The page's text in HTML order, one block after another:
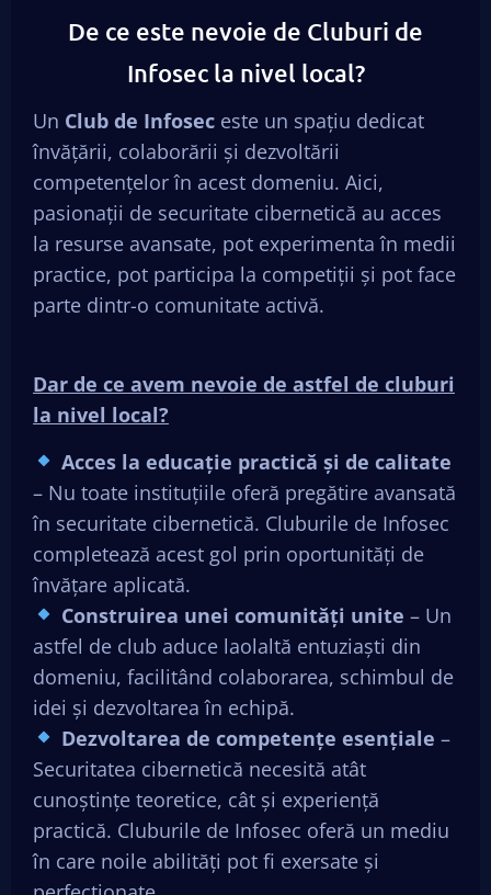
De ce este nevoie de Cluburi de
Infosec la nivel local?
Un Club de Infosec este un spațiu dedicat
învățării, colaborării și dezvoltării
competențelor în acest domeniu. Aici,
pasionații de securitate cibernetică au acces
la resurse avansate, pot experimenta în medii
practice, pot participa la competiții și pot face
parte dintr-o comunitate activă.
Dar de ce avem nevoie de astfel de cluburi
la nivel local?
Acces la educație practică și de calitate
– Nu toate instituțiile oferă pregătire avansată
în securitate cibernetică. Cluburile de Infosec
completează acest gol prin oportunități de
învățare aplicată.
Construirea unei comunități unite – Un
astfel de club aduce laolaltă entuziaști din
domeniu, facilitând colaborarea, schimbul de
idei și dezvoltarea în echipă.
Dezvoltarea de competențe esențiale –
Securitatea cibernetică necesită atât
cunoștințe teoretice, cât și experiență
practică. Cluburile de Infosec oferă un mediu
în care noile abilități pot fi exersate și